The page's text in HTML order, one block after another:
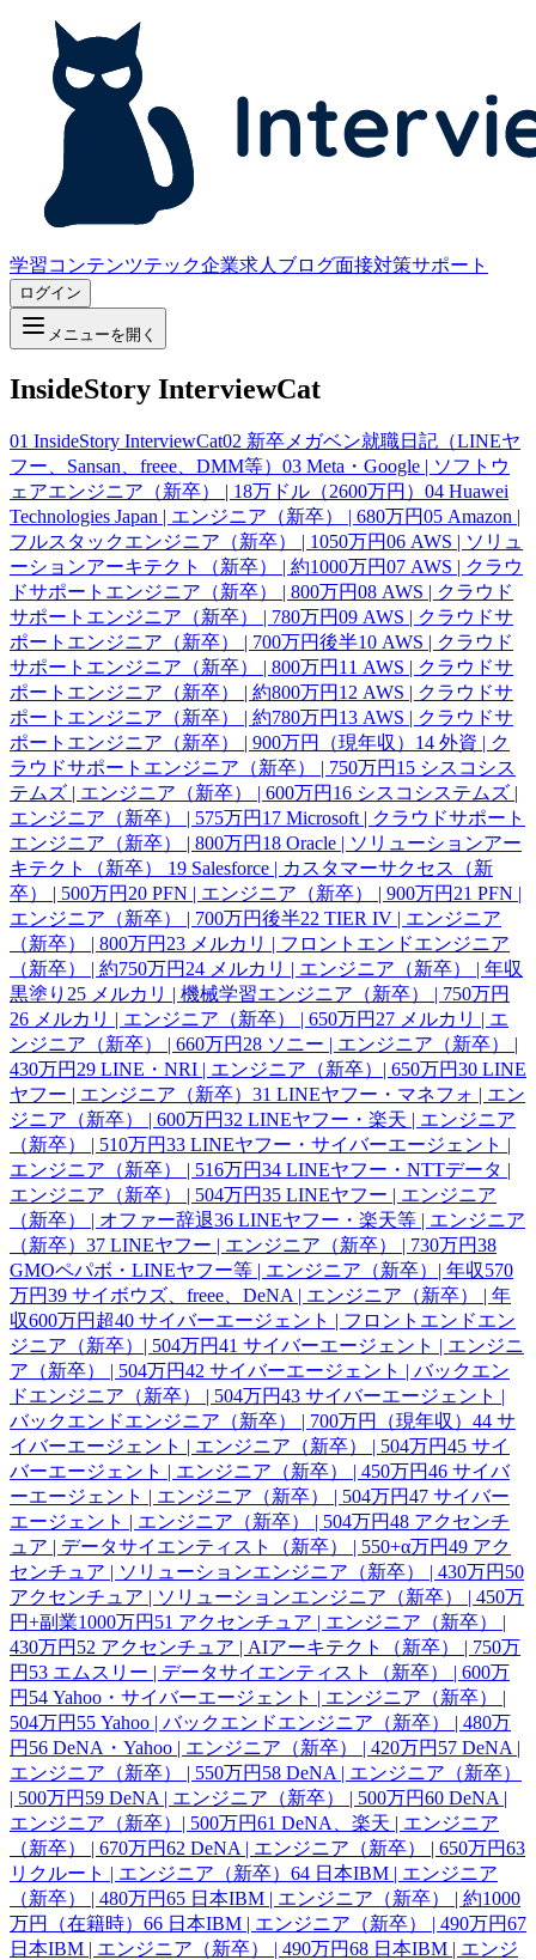
学習コンテンツテック企業求人 ブログ面接対策サポート
ログイン
メニューを開く
InsideStory InterviewCat
01 InsideStory InterviewCat02 新卒メガベン就職日記（LINEヤ
フー、Sansan、freee、DMM等） 03 Meta・Google | ソフトウ
ェアエンジニア（新卒） | 18万ドル（2600万円） 04 Huawei
Technologies Japan | エンジニア（新卒） | 680万円05 Amazon |
フルスタックエンジニア（新卒） | 1050万円06 AWS | ソリュ
ーションアーキテクト（新卒） | 約1000万円07 AWS | クラウ
ドサポートエンジニア（新卒） | 800万円08 AWS | クラウド
サポートエンジニア（新卒） | 780万円09 AWS | クラウドサ
ポートエンジニア（新卒） | 700万円後半10 AWS | クラウド
サポートエンジニア（新卒） | 800万円 11 AWS | クラウドサ
ポートエンジニア（新卒） | 約800万円 12 AWS | クラウドサ
ポートエンジニア（新卒） | 約780万円 13 AWS | クラウドサ
ポートエンジニア（新卒） | 900万円（現年収） 14 外資 | ク
ラウドサポートエンジニア（新卒） | 750万円 15 シスコシス
テムズ | エンジニア（新卒） | 600万円 16 シスコシステムズ |
エンジニア（新卒） | 575万円 17 Microsoft | クラウドサポート
エンジニア（新卒） | 800万円 18 Oracle | ソリューションアー
キテクト（新卒） 19 Salesforce | カスタマーサクセス（新
卒） | 500万円 20 PFN | エンジニア（新卒） | 900万円 21 PFN |
エンジニア（新卒） | 700万円後半22 TIER IV | エンジニア
（新卒） | 800万円 23 メルカリ | フロントエンドエンジニア
（新卒） | 約750万円 24 メルカリ | エンジニア（新卒） | 年収
黒塗り 25 メルカリ | 機械学習エンジニア（新卒） | 750万円
26 メルカリ | エンジニア（新卒） | 650万円 27 メルカリ | エ
ンジニア（新卒） | 660万円 28 ソニー | エンジニア（新卒） |
430万円 29 LINE・NRI | エンジニア（新卒）| 650万円30 LINE
ヤフー | エンジニア（新卒） 31 LINEヤフー・マネフォ | エン
ジニア（新卒） | 600万円32 LINEヤフー・楽天 | エンジニア
（新卒） | 510万円33 LINEヤフー・サイバーエージェント |
エンジニア（新卒） | 516万円34 LINEヤフー・NTTデータ |
エンジニア（新卒） | 504万円35 LINEヤフー | エンジニア
（新卒） | オファー辞退36 LINEヤフー・楽天等 | エンジニア
（新卒） 37 LINEヤフー | エンジニア（新卒） | 730万円38
GMOペパボ・LINEヤフー等 | エンジニア（新卒）| 年収570
万円39 サイボウズ、freee、DeNA | エンジニア（新卒） | 年
収600万円超40 サイバーエージェント | フロントエンドエン
ジニア（新卒）| 504万円41 サイバーエージェント | エンジニ
ア（新卒） | 504万円42 サイバーエージェント | バックエン
ドエンジニア（新卒） | 504万円43 サイバーエージェント |
バックエンドエンジニア（新卒） | 700万円（現年収） 44 サ
イバーエージェント | エンジニア（新卒） | 504万円45 サイ
バーエージェント | エンジニア（新卒） | 450万円46 サイバ
ーエージェント | エンジニア（新卒） | 504万円47 サイバー
エージェント | エンジニア（新卒） | 504万円48 アクセンチ
ュア | データサイエンティスト（新卒） | 550+α万円49 アク
センチュア | ソリューションエンジニア（新卒） | 430万円 50
アクセンチュア | ソリューションエンジニア（新卒） | 450万
円+副業1000万円 51 アクセンチュア | エンジニア（新卒） |
430万円 52 アクセンチュア | AIアーキテクト（新卒） | 750万
円 53 エムスリー | データサイエンティスト（新卒） | 600万
円 54 Yahoo・サイバーエージェント | エンジニア（新卒） |
504万円 55 Yahoo | バックエンドエンジニア（新卒） | 480万
円 56 DeNA・Yahoo | エンジニア（新卒） | 420万円 57 DeNA |
エンジニア（新卒） | 550万円 58 DeNA | エンジニア（新卒）
| 500万円 59 DeNA | エンジニア（新卒） | 500万円60 DeNA |
エンジニア（新卒）| 500万円61 DeNA、楽天 | エンジニア
（新卒） | 670万円62 DeNA | エンジニア（新卒） | 650万円63
リクルート | エンジニア（新卒） 64 日本IBM | エンジニア
（新卒） | 480万円65 日本IBM | エンジニア（新卒） | 約1000
万円（在籍時） 66 日本IBM | エンジニア（新卒） | 490万円67
日本IBM | エンジニア（新卒） | 490万円68 日本IBM | エンジ